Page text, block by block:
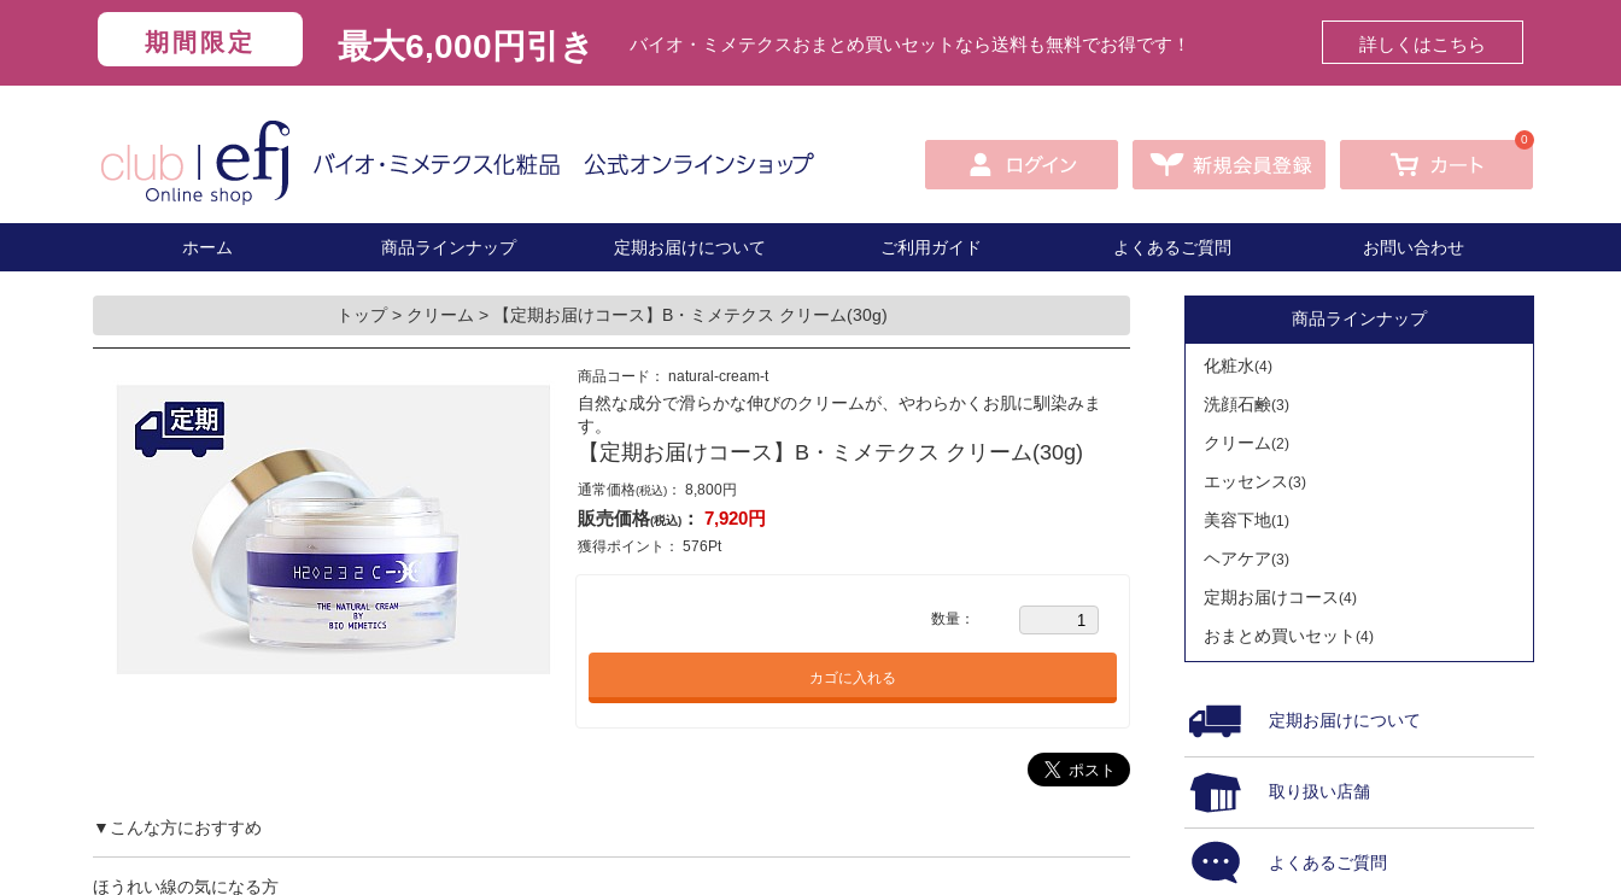
期間限定 最大6,000円引き バイオ・ミメテクスおまとめ買いセットなら送料も無料でお得です！ 詳しくはこちら
0
ホーム 商品ラインナップ 定期お届けについて ご利用ガイド よくあるご質問 お問い合わせ
トップ> クリーム > 【定期お届けコース】B・ミメテクス クリーム(30g)
商品コード： natural-cream-t
自然な成分で滑らかな伸びのクリームが、やわらかくお肌に馴染みま
す。
【定期お届けコース】B・ミメテクス クリーム(30g)
通常価格(税込) ： 8,800円
販売価格(税込) ： 7,920円
獲得ポイント： 576 Pt
数量：
カゴに入れる
▼こんな方におすすめ
ほうれい線の気になる方
商品ラインナップ
化粧水(4)
洗顔石鹸(3)
クリーム(2)
エッセンス(3)
美容下地(1)
ヘアケア(3)
定期お届けコース(4)
おまとめ買いセット (4)
定期お届けについて
取り扱い店舗
よくあるご質問